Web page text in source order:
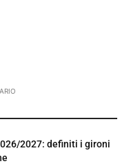
2027: definiti i gironi